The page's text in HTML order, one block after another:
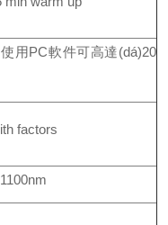
用PC軟件可高達(dá)20
factors